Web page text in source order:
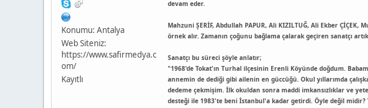
Konumu: Antalya
Web Siteniz:
https://www.safirmedya.c
om/
Kayıtlı
devam eder.
Mahzuni ŞERİF, Abdullah PAPUR, Ali KIZILTUĞ, Ali Ekber ÇİÇEK,
örnek alır. Zamanın çoğunu bağlama çalarak geçiren sanatçı
Sanatçı bu süreci şöyle anlatır;
"1968'de Tokat'ın Turhal ilçesinin Erenli Köyünde doğdum.
annemin de dediği gibi ailenin en güccüğü. Okul yıllarımda
dedeme çekmişim. İlk okuldan sonra maddi imkansızlıklar ve
desteği ile 1983'te beni İstanbul'a kadar getirdi. Öyle değil